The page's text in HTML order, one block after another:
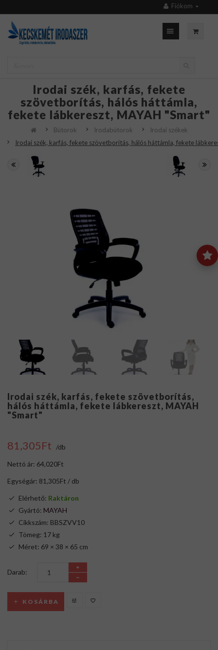
Fiókom
Irodai szék, karfás, fekete
szövetborítás, hálós háttámla,
fekete lábkereszt, MAYAH "Smart"
Bútorok Irodabútorok
Irodai székek
Irodai szék, karfás, fekete szövetborítás, hálós háttámla, fekete
Irodai szék, karfás, fekete szövetborítás,
hálós háttámla, fekete lábkereszt, MAYAH
"Smart"
81,305Ft /db
Nettó ár: 64,020Ft
Egységár: 81,305Ft / db
Elérhető: Raktáron
Gyártó: MAYAH
Cikkszám: BBSZVV10
Tömeg: 17 kg
Méret: 69 × 38 × 65 cm
Darab:
KOSÁRBA